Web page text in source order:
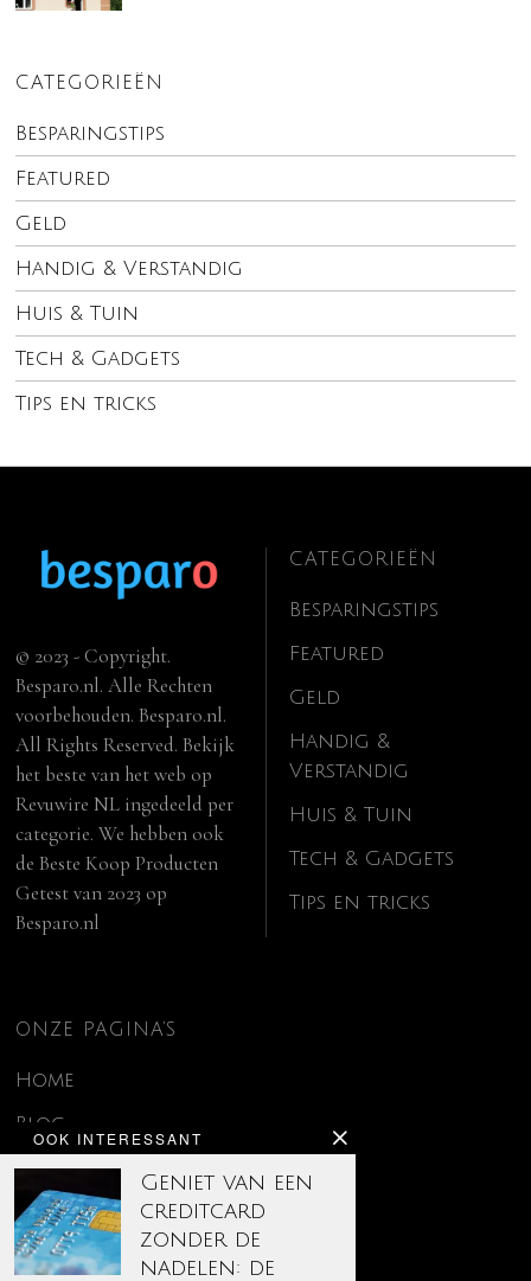
CATEGORIEËN
Besparingstips
Featured
Geld
Handig & Verstandig
Huis & Tuin
Tech & Gadgets
Tips en tricks
OOK INTERESSANT
Geniet van een
creditcard
zonder de
nadelen: de
© 2023 - Copyright.
Besparo.nl. Alle Rechten
voorbehouden. Besparo.nl.
All Rights Reserved. Bekijk
het beste van het web op
Revuwire NL ingedeeld per
categorie. We hebben ook
deBeste Koop Producten
Getest van 2023 op
Besparo.nl
CATEGORIEËN
Besparingstips
Featured
Geld
Handig &
Verstandig
Huis & Tuin
Tech & Gadgets
Tips en tricks
ONZE PAGINA’S
Home
Blog
Contact
Disclaimer
Over ons